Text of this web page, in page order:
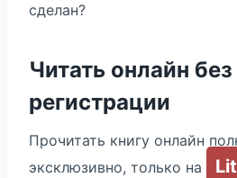
сделан?
Читать онлайн без
регистрации
Прочитать книгу онлайн
эксклюзивно, только на